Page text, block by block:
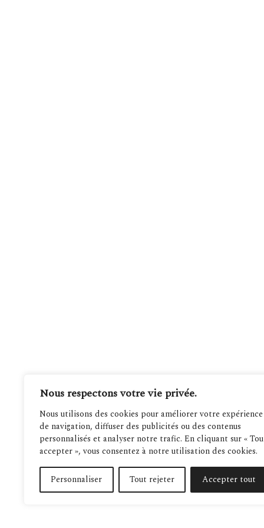
Nous respectons votre vie privée.
Nous utilisons des cookies pour améliorer votre expérience
de navigation, diffuser des publicités ou des contenus
personnalisés et analyser notre trafic. En cliquant sur «
accepter », vous consentez à notre utilisation des cookies.
Personnaliser Tout rejeter Accepter tout